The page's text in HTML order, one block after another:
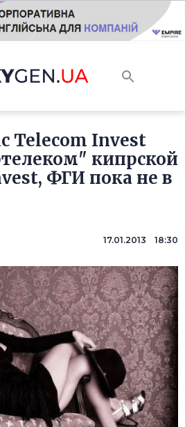
Telecom Invest
кипрской
ФГИ пока не в
17.01.2013 18:30